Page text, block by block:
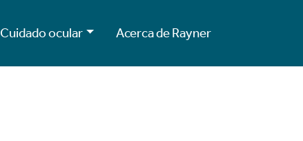
Cuidado ocular Acerca de Rayner